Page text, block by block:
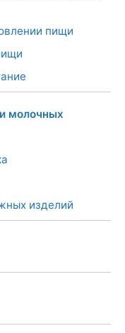
пищи
молочных
изделий